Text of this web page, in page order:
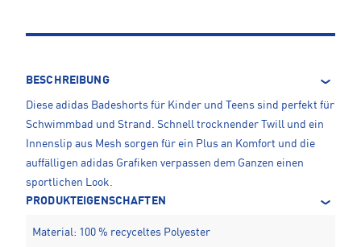
BESCHREIBUNG
Diese adidas Badeshorts für Kinder und Teens sind perfekt für
Schwimmbad und Strand. Schnell trocknender Twill und ein
Innenslip aus Mesh sorgen für ein Plus an Komfort und die
auffälligen adidas Grafiken verpassen dem Ganzen einen
sportlichen Look.
PRODUKTEIGENSCHAFTEN
Material: 100 % recyceltes Polyester